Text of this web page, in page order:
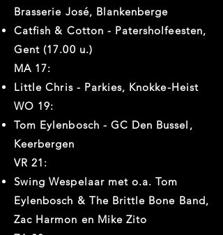
Brasserie José, Blankenberge
Catfish & Cotton - Patersholfeesten,
Gent (17.00 u.)
MA 17:
Little Chris - Parkies, Knokke-Heist
WO 19:
Tom Eylenbosch - GC Den Bussel,
Keerbergen
VR 21:
Swing Wespelaar met o.a. Tom
Eylenbosch & The Brittle Bone Band,
Zac Harmon en Mike Zito